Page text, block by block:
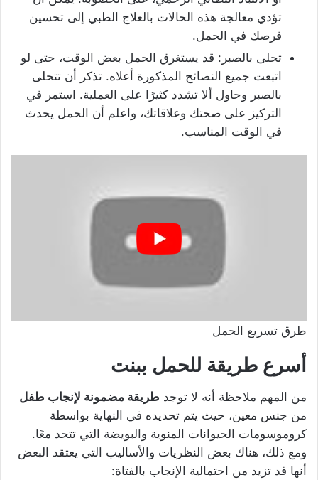
تؤدي معالجة هذه الحالات بالعلاج الطبي إلى تحسين
فرصك في الحمل.
تحلى بالصبر: قد يستغرق الحمل بعض الوقت، حتى لو
اتبعت جميع النصائح المذكورة أعلاه. تذكر أن تتحلى
بالصبر وحاول ألا تشدد كثيرًا على العملية. استمر في
التركيز على صحتك وعلاقاتك، واعلم أن الحمل يحدث
في الوقت المناسب.
طرق تسريع الحمل
أسرع طريقة للحمل ببنت
من المهم ملاحظة أنه لا توجد طريقة مضمونة لإنجاب طفل
من جنس معين، حيث يتم تحديده في النهاية بواسطة
كروموسومات الحيوانات المنوية والبويضة التي تتحد معًا.
ومع ذلك، هناك بعض النظريات والأساليب التي يعتقد البعض
أنها قد تزيد من احتمالية الإنجاب بالفتاة: